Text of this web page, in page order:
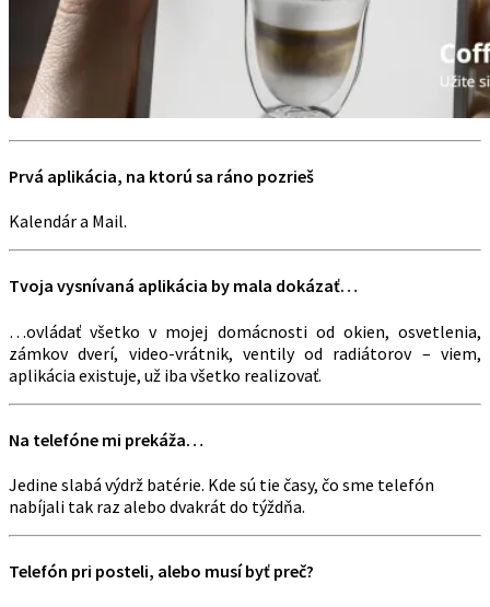
Prvá aplikácia, na ktorú sa ráno pozrieš
Kalendár a Mail.
Tvoja vysnívaná aplikácia by mala dokázať…
…ovládať všetko v mojej domácnosti od okien, osvetlenia,
zámkov dverí, video-vrátnik, ventily od radiátorov – viem,
aplikácia existuje, už iba všetko realizovať.
Na telefóne mi prekáža…
Jedine slabá výdrž batérie. Kde sú tie časy, čo sme telefón
nabíjali tak raz alebo dvakrát do týždňa.
Telefón pri posteli, alebo musí byť preč?